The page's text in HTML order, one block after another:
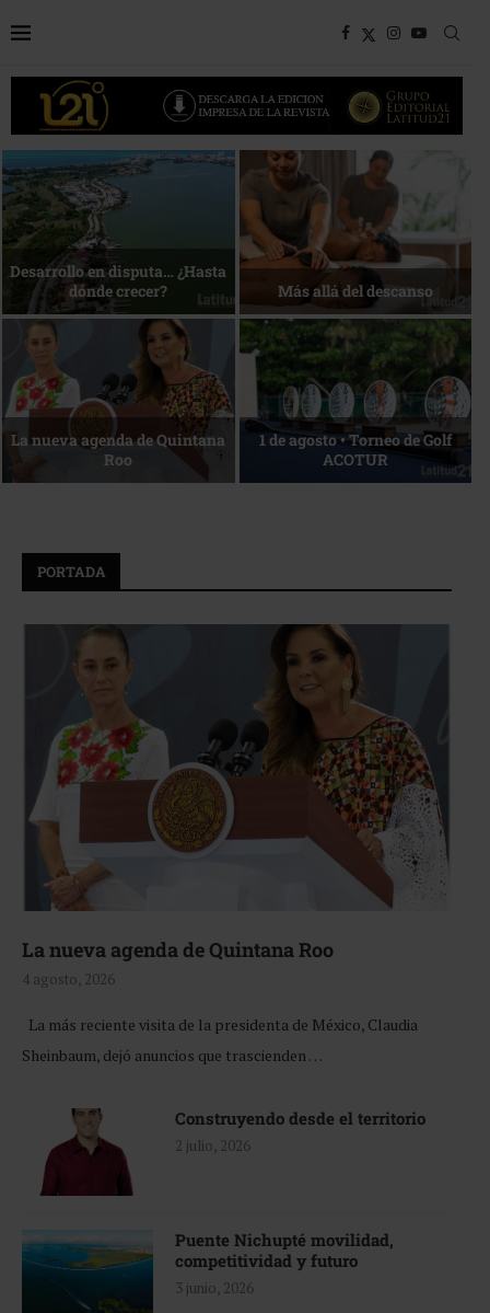
Bottega, un viaje servido a la
mesa
Energía que Impulsa la
competitividad
Reconocimiento de viajeros La esencia del servicio
PORTADA
La nueva agenda de Quintana Roo
4 agosto, 2026
La más reciente visita de la presidenta de México, Claudia
Sheinbaum, dejó anuncios que trascienden …
Construyendo desde el territorio
2 julio, 2026
Puente Nichupté movilidad,
competitividad y futuro
3 junio, 2026